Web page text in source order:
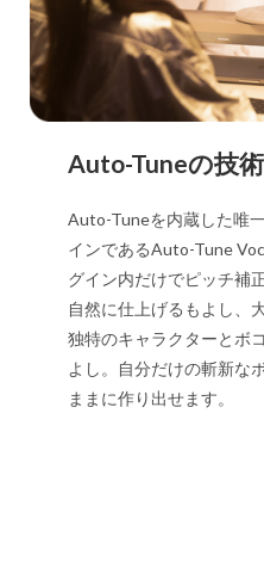
Auto-Tuneの技術
Auto-Tuneを内蔵した唯
インであるAuto-Tune
グイン内だけでピッチ補
自然に仕上げるもよし、
独特のキャラクターとボ
よし。自分だけの斬新な
ままに作り出せます。